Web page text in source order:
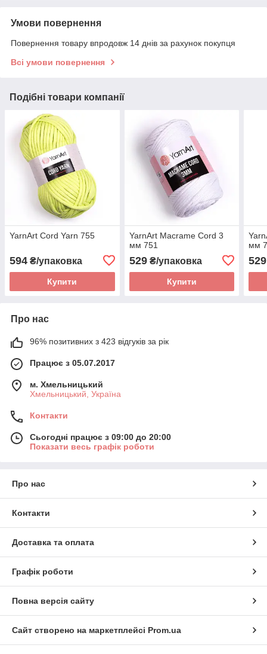
Умови повернення
Повернення товару впродовж 14 днів за рахунок покупця
Всі умови повернення
Подібні товари компанії
YarnArt Cord Yarn 755
594 ₴/упаковка
Купити
YarnArt Macrame Cord 3
мм 751
529₴/упаковка
Купити
мм
529
Про нас
96% позитивних з 423 відгуків за рік
Працює з 05.07.2017
м. Хмельницький
Хмельницький, Україна
Контакти
Сьогодні працює з 09:00 до 20:00
Показати весь графік роботи
Про нас
Контакти
Доставка та оплата
Графік роботи
Повна версія сайту
Сайт створено на маркетплейсі Prom.ua